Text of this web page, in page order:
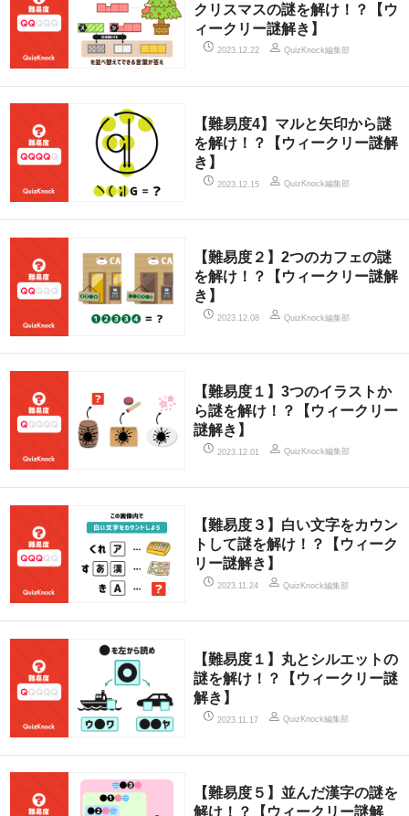
クリスマスの謎を解け！？【ウ
ィークリー謎解き】
2023.12.22 QuizKnock編集部
【難易度4】マルと矢印から謎
を解け！？【ウィークリー謎解
き】
2023.12.15 QuizKnock編集部
【難易度２】2つのカフェの謎
を解け！？【ウィークリー謎解
き】
2023.12.08 QuizKnock編集部
【難易度１】3つのイラストか
ら謎を解け！？【ウィークリー
謎解き】
2023.12.01 QuizKnock編集部
【難易度３】白い文字をカウン
トして謎を解け！？【ウィーク
リー謎解き】
2023.11.24 QuizKnock編集部
【難易度１】丸とシルエットの
謎を解け！？【ウィークリー謎
解き】
2023.11.17 QuizKnock編集部
【難易度５】並んだ漢字の謎を
解け！？【ウィークリー謎解